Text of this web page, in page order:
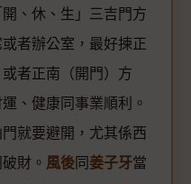
、休、生」三吉門方
者辦公室，最好揀正
者正南（開門）方
、健康同事業順利。
就要避開，尤其係西
財。 風後 同 姜子牙當